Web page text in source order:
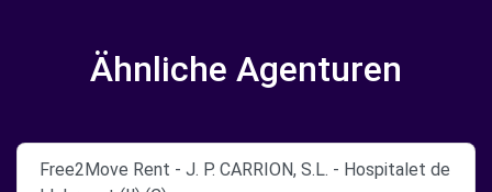
Ähnliche Agenturen
Free2Move Rent - J. P. CARRION, S.L. - Hospitalet de